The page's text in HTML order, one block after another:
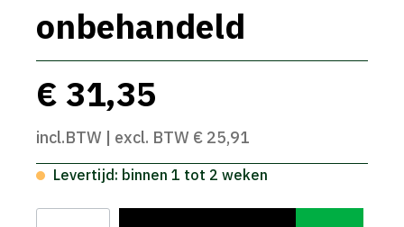
onbehandeld
€ 31,35
incl.BTW | excl. BTW € 25,91
Levertijd: binnen 1 tot 2 weken